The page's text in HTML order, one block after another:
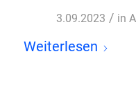
3.09.2023 / in
Weiterlesen